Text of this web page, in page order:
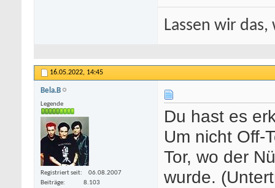
Lassen wir
16.05.2022, 14:45
Bela.B
Legende
Registriert seit
06.08.2007
Beiträge
8.103
Du hast es
Um nicht Off-
Tor, wo der
wurde.